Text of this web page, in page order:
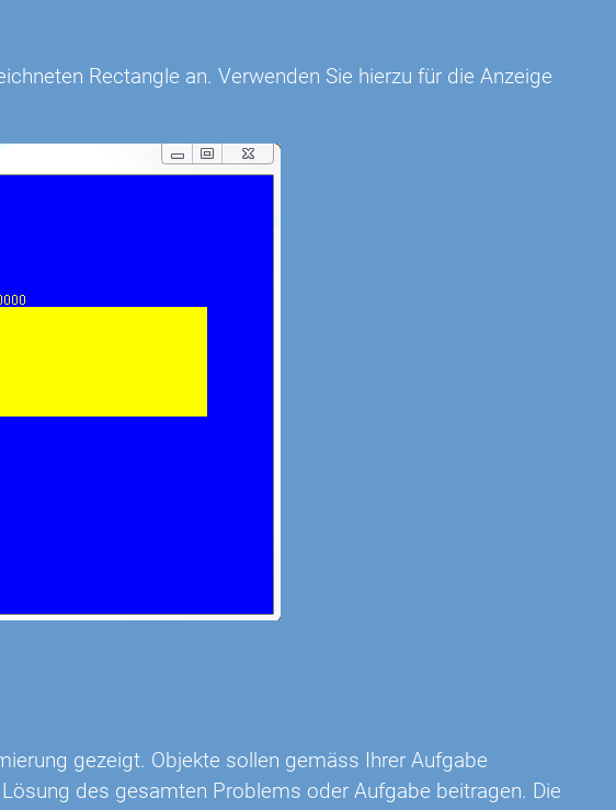
Rectangle an. Verwenden Sie hierzu für die Anzeige
gezeigt. Objekte sollen gemäss Ihrer Aufgabe
des gesamten Problems oder Aufgabe beitragen. Die